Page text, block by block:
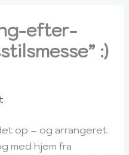
efter-
:)
op – og arrangeret
med hjem fra